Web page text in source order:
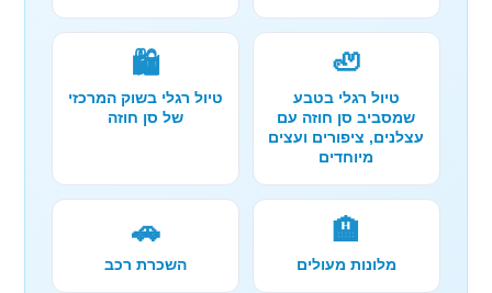
🦥
טיול רגלי בטבע
שמסביב סן חוזה עם
עצלנים, ציפורים ועצים
מיוחדים
🛍️
טיול רגלי בשוק המרכזי
של סן חוזה
🏨
מלונות מעולים
🚗
השכרת רכב